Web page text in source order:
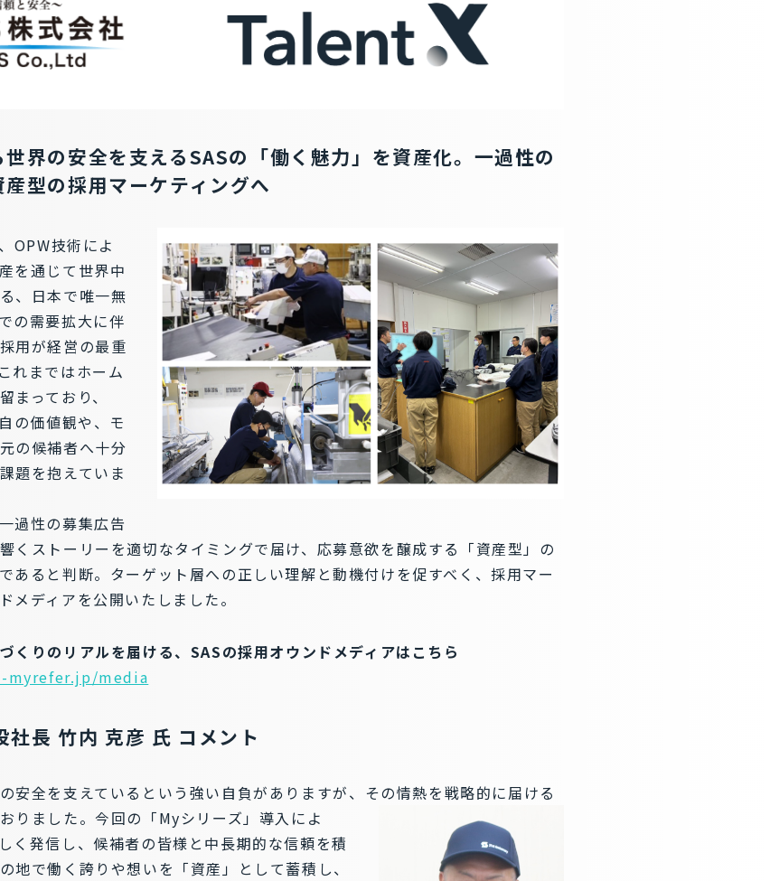
界の安全を支えるSASの「働く魅力」を資産化。一過性の
型の採用マーケティングへ
OPW技術によ
を通じて世界中
、日本で唯一無
の需要拡大に伴
用が経営の最重
れまではホーム
まっており、
の価値観や、モ
の候補者へ十分
題を抱えていま
過性の募集広告
くストーリーを適切なタイミングで届け、応募意欲を醸成する「資産型」の
あると判断。ターゲット層への正しい理解と動機付けを促すべく、採用マー
メディアを公開いたしました。
りのリアルを届ける、SASの採用オウンドメディアはこちら
myrefer.jp/media
社長 竹内 克彦 氏 コメント
安全を支えているという強い自負がありますが、 その情熱を戦略的に届ける
りました。今回の「Myシリーズ」導入によ
く発信し、候補者の皆様と中長期的な信頼を積
地で働く誇りや想いを「資産」として蓄積し、